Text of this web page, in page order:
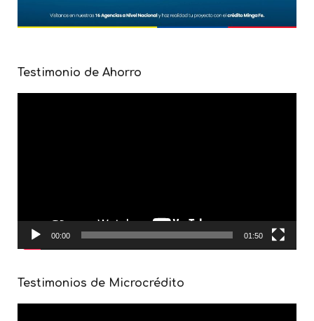
Testimonio de Ahorro
00:00 01:50
Testimonios de Microcrédito